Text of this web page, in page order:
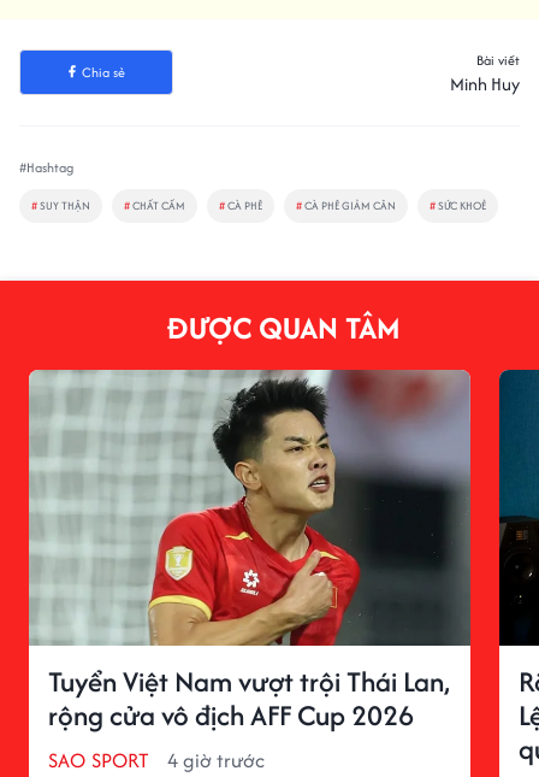
Chia sẻ
Bài viết
Minh Huy
#Hashtag
#SUY THẬN #CHẤT CẤM #CÀ PHÊ #CÀ PHÊ GIẢM CÂN #SỨC KHOẺ
ĐƯỢC QUAN TÂM
Tuyển Việt Nam vượt trội Thái Lan,
rộng cửa vô địch AFF Cup 2026
SAO SPORT 4 giờ trước